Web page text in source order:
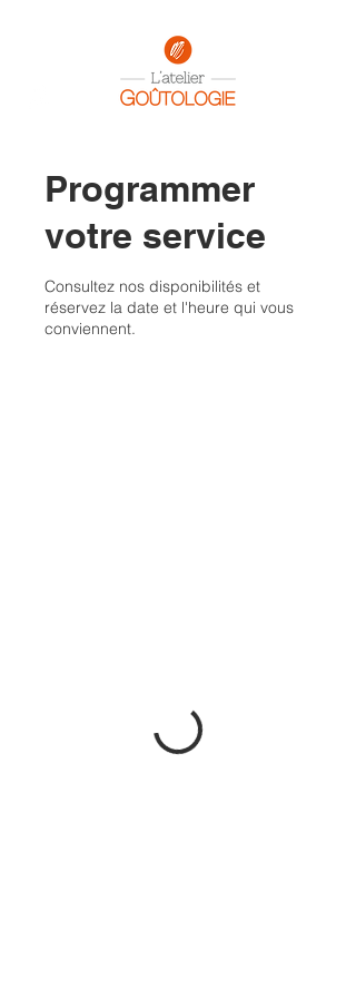
Programmer
votre service
Consultez nos disponibilités et
réservez la date et l'heure qui vous
conviennent.